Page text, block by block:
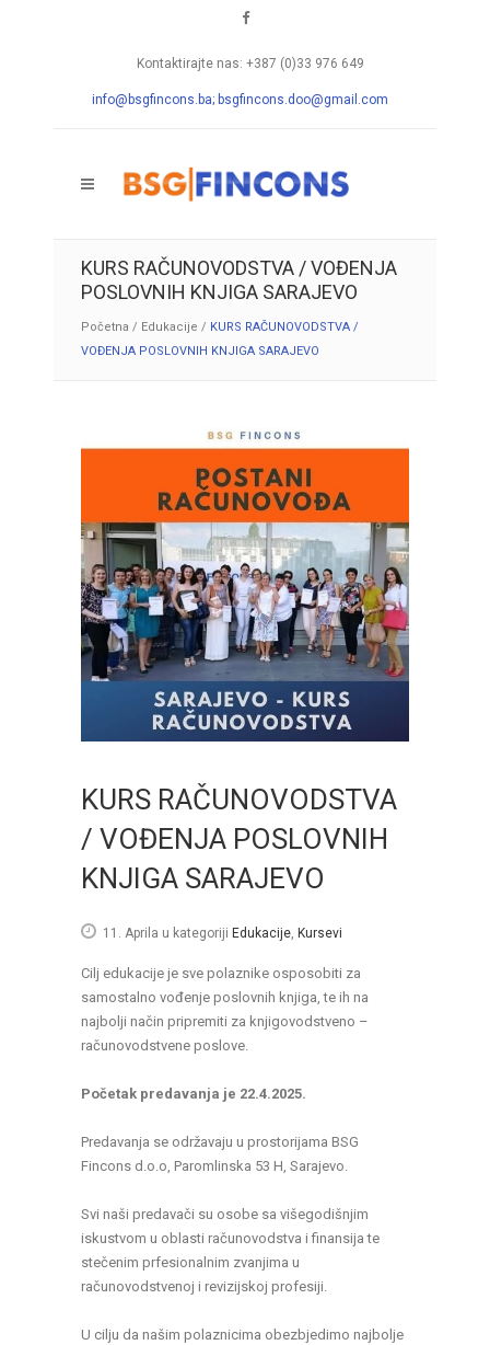
Kontaktirajte nas: +387 (0)33 976 649
info@bsgfincons.ba; bsgfincons.doo@gmail.com
KURS RAČUNOVODSTVA / VOĐENJA
POSLOVNIH KNJIGA SARAJEVO
Početna / Edukacije / KURS RAČUNOVODSTVA /
VOĐENJA POSLOVNIH KNJIGA SARAJEVO
KURS RAČUNOVODSTVA
/ VOĐENJA POSLOVNIH
KNJIGA SARAJEVO
11. Aprila u kategoriji Edukacije, Kursevi
Cilj edukacije je sve polaznike osposobiti za
samostalno vođenje poslovnih knjiga, te ih na
najbolji način pripremiti za knjigovodstveno –
računovodstvene poslove.
Početak predavanja je 22.4.2025.
Predavanja se održavaju u prostorijama BSG
Fincons d.o.o, Paromlinska 53 H, Sarajevo.
Svi naši predavači su osobe sa višegodišnjim
iskustvom u oblasti računovodstva i finansija te
stečenim prfesionalnim zvanjima u
računovodstvenoj i revizijskoj profesiji.
U cilju da našim polaznicima obezbjedimo najbolje